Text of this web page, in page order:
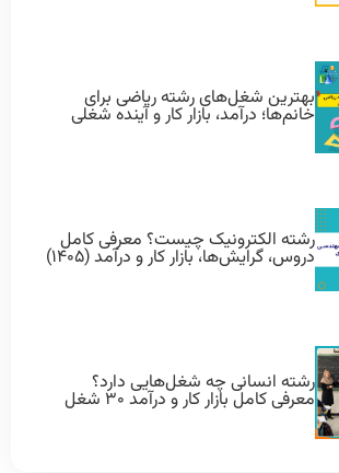
بهترین شغل‌های رشته ریاضی برای
خانم‌ها؛ درآمد، بازار کار و آینده شغلی
رشته الکترونیک چیست؟ معرفی کامل
دروس، گرایش‌ها، بازار کار و درآمد (۱۴۰۵)
رشته انسانی چه شغل‌هایی دارد؟
معرفی کامل بازار کار و درآمد ۳۰ شغل